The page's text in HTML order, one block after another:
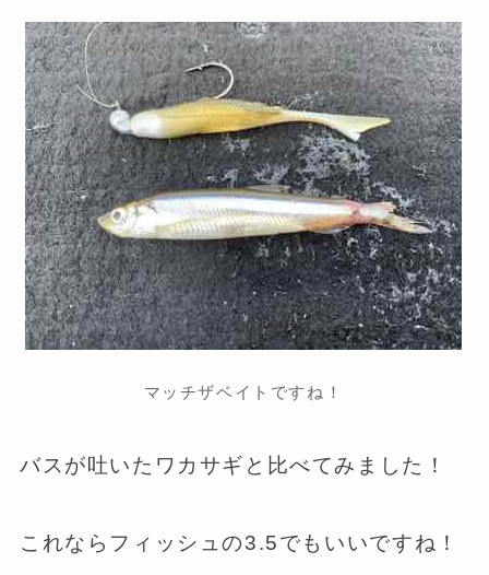
マッチザベイトですね！
バスが吐いたワカサギと比べてみました！
これならフィッシュの3.5でもいいですね！